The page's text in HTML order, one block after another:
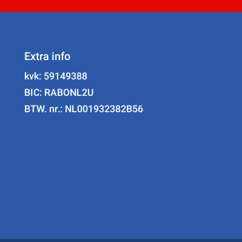
Extra info
kvk: 59149388
BIC: RABONL2U
BTW. nr.: NL001932382B56